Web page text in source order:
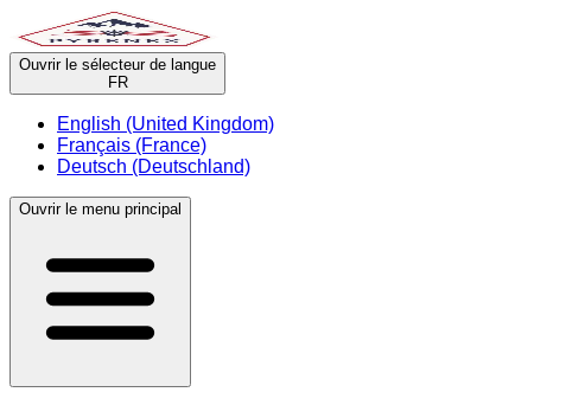
Ouvrir le sélecteur de langue
FR
English (United Kingdom)
Français (France)
Deutsch (Deutschland)
Ouvrir le menu principal